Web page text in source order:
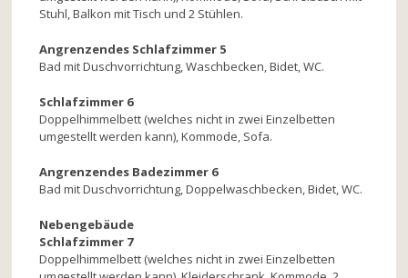
Stuhl, Balkon mit Tisch und 2 Stühlen.
Angrenzendes Schlafzimmer 5
Bad mit Duschvorrichtung, Waschbecken, Bidet, WC.
Schlafzimmer 6
Doppelhimmelbett (welches nicht in zwei Einzelbetten
umgestellt werden kann), Kommode, Sofa.
Angrenzendes Badezimmer 6
Bad mit Duschvorrichtung, Doppelwaschbecken, Bidet, WC.
Nebengebäude
Schlafzimmer 7
Doppelhimmelbett (welches nicht in zwei Einzelbetten